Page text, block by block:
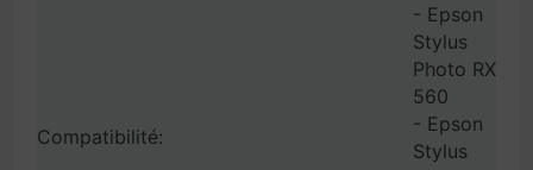
Compatibilité:
- Epson
Stylus
Photo RX
560
- Epson
Stylus